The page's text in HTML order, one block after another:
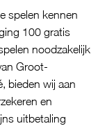
spelen kennen
100 gratis
noodzakelijk
Groot-
bieden wij aan
en
uitbetaling